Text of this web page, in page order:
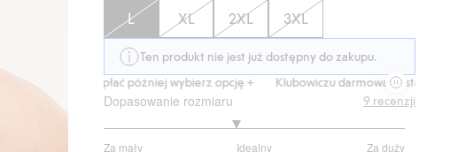
L XL 2XL 3XL
Ten produkt nie jest już dostępny do zakupu.
Kup teraz, a zapłać później wybierz opcję + Klubowiczu darmowa dostawa od 150 zł
Dopasowanie rozmiaru
Za mały Idealny Za duży
9 recenzji